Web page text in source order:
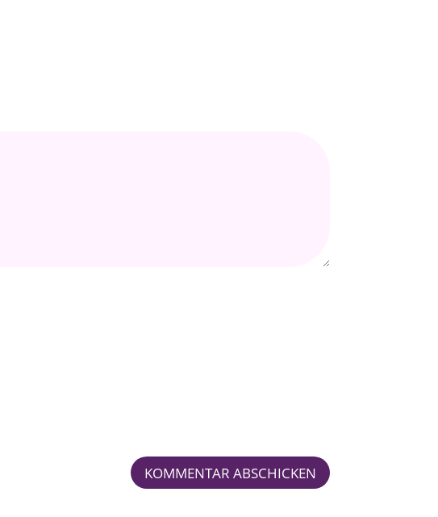
KOMMENTAR ABSCHICKEN